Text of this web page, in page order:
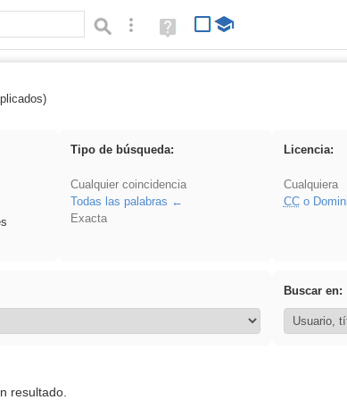
Búsqueda avanzada
Ayuda
(en
Tipo de búsqueda:
Cualquier coincidencia
Todas las palabras
Exacta
Licencia:
Cualquiera
CCo
Buscar en:
resultado.